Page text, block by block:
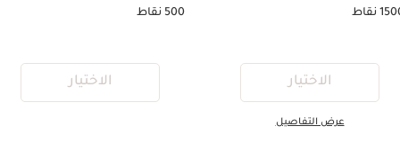
الاختيار
عرض التفاصيل
500 نقاط
الاختيار